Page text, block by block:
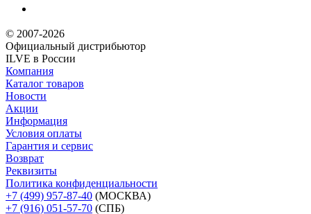
© 2007-2026
Официальный дистрибьютoр
ILVE в России
Компания
Каталог товаров
Новости
Акции
Информация
Условия оплаты
Гарантия и сервис
Возврат
Реквизиты
Политика конфиденциальности
+7 (499) 957-87-40 (МОСКВА)
+7 (916) 051-57-70 (СПБ)